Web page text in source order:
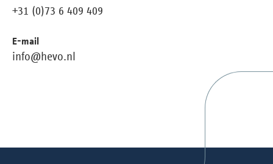
+31 (0)73 6 409 409
E-mail
info@hevo.nl